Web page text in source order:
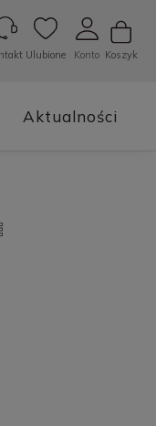
Koszyk
Konto
Ulubione
Aktualności